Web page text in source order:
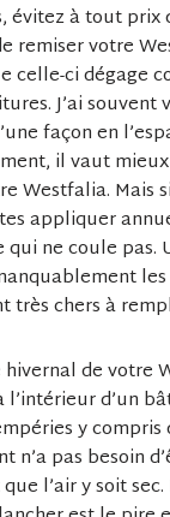
évitez à tout prix
remiser votre
celle-ci dégage
J’ai souvent
façon en
il vaut
Westfalia. Mais
appliquer
ne coule pas.
très chers à
de votre
d’un
y compris
n’a pas besoin
l’air y soit sec.